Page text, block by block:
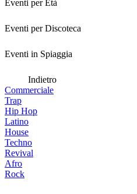
Eventi per Età
Eventi per Discoteca
Eventi in Spiaggia
Indietro
Commerciale
Trap
Hip Hop
Latino
House
Techno
Revival
Afro
Rock